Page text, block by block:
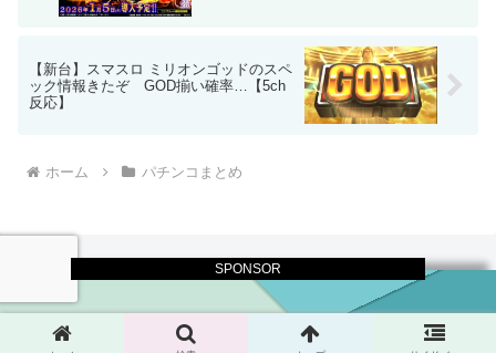
SPONSOR
【新台】スマスロ ミリオンゴッドのスペ
ック情報きたぞ GOD揃い確率…【5ch
反応】
ホーム パチンコまとめ
© 2017 パチスロログ.